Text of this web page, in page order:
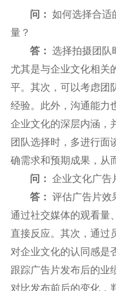
问：如何选择合适
量？
答：选择拍摄团队
尤其是与企业文化相关
平。其次，可以考虑团
经验。此外，沟通能力
企业文化的深层内涵，
团队选择时，多进行面
确需求和预期成果，从
问：企业文化广告
答：评估广告片效
通过社交媒体的观看量
直接反应。其次，通过
对企业文化的认同感是
跟踪广告片发布后的业
对比发布前后的变化，